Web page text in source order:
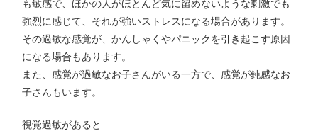
も敏感で、ほかの人がほとんど気に留めないような刺激でも
強烈に感じて、それが強いストレスになる場合があります。
その過敏な感覚が、かんしゃくやパニックを引き起こす原因
になる場合もあります。
また、感覚が過敏なお子さんがいる一方で、感覚が鈍感なお
子さんもいます。
視覚過敏があると